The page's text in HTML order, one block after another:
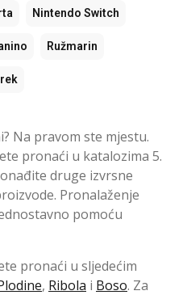
Nintendo Switch
Ružmarin
Na pravom ste mjestu.
pronaći u katalozima 5.
druge izvrsne
Pronalaženje
pomoću
pronaći u sljedećim
, Ribola i Boso. Za